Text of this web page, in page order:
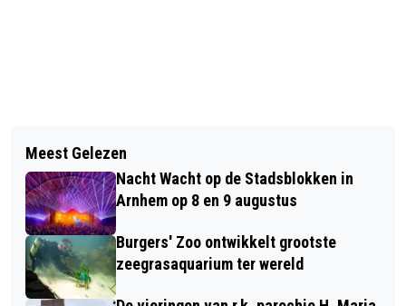
7 - 9 NOVEMBER:
WEGWERKZAAMHEDEN LOOVEER EN
STADSDAM HUISSEN
WOENSDAG 5 NOVEMBER: LEZING
EVA VRIEND IN ROZET ARNHEM
Meest Gelezen
Nacht Wacht op de Stadsblokken in
Arnhem op 8 en 9 augustus
Burgers' Zoo ontwikkelt grootste
zeegrasaquarium ter wereld